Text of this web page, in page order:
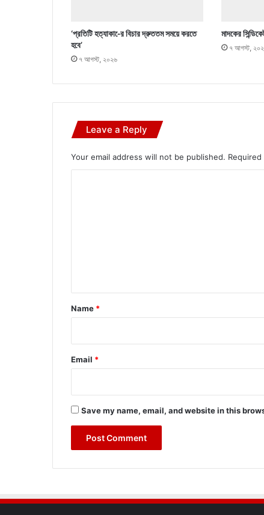
‘প্রতিটি হত্যাকা-ের বিচার দ্রুততম সময়ে করতে
হবে’
৭ আগস্ট, ২০২৬
মাদকের
৭ আগস্ট,
Leave a Reply
Your email address will not be published.
*
Name *
Email *
Save my name, email, and website in this